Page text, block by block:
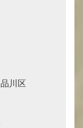
川区